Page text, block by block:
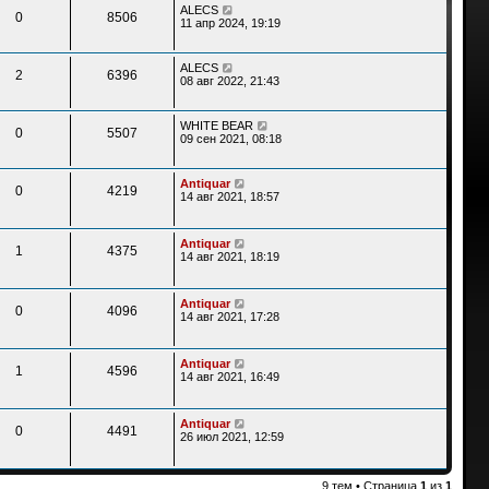
0 8506
ALECS
11 апр 2024, 19:19
2 6396
ALECS
08 авг 2022, 21:43
0 5507
WHITE BEAR
09 сен 2021, 08:18
0 4219
Antiquar
14 авг 2021, 18:57
1 4375
Antiquar
14 авг 2021, 18:19
0 4096
Antiquar
14 авг 2021, 17:28
1 4596
Antiquar
14 авг 2021, 16:49
0 4491
Antiquar
26 июл 2021, 12:59
9 тем • Страница1 из1